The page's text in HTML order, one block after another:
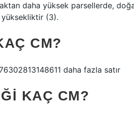
daha yüksek parsellerde,
(3).
CM?
daha fazla satır
KAÇ CM?